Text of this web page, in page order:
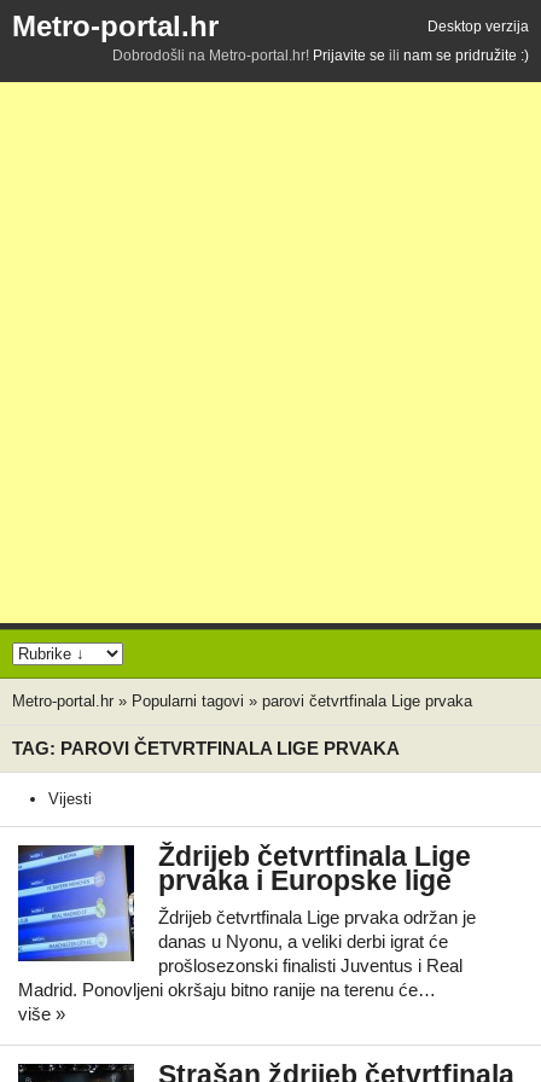
Metro-portal.hr
Desktop verzija
Dobrodošli na Metro-portal.hr! Prijavite se ili nam se pridružite :)
Metro-portal.hr » Popularni tagovi » parovi četvrtfinala Lige prvaka
TAG: PAROVI ČETVRTFINALA LIGE PRVAKA
Vijesti
Ždrijeb četvrtfinala Lige
prvaka i Europske lige
Ždrijeb četvrtfinala Lige prvaka održan je
danas u Nyonu, a veliki derbi igrat će
prošlosezonski finalisti Juventus i Real
Madrid. Ponovljeni okršaju bitno ranije na terenu će…
više »
Strašan ždrijeb četvrtfinala